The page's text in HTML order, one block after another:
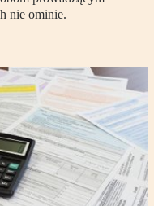
nie ominie.